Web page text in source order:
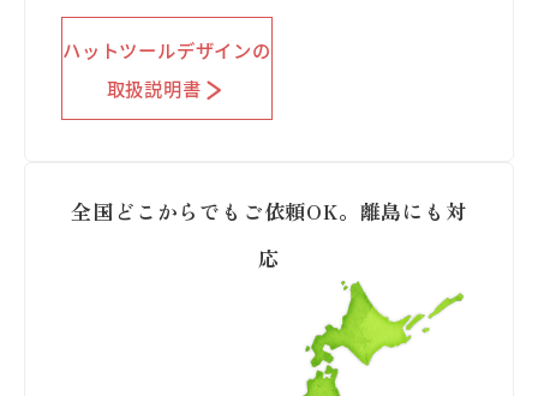
ハットツールデザインの
取扱説明書
全国どこからでもご依頼OK。離島にも対
応